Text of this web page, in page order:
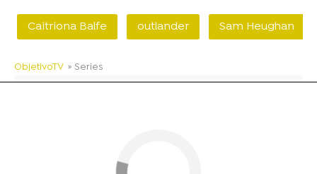
Caitriona Balfe outlander Sam Heughan
ObjetivoTV » Series